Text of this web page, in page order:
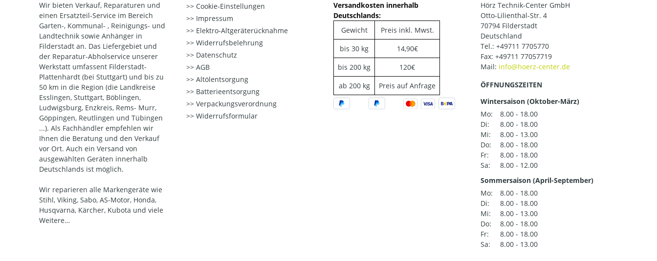
Wir bieten Verkauf, Reparaturen und
einen Ersatzteil-Service im Bereich
Garten-, Kommunal- , Reinigungs- und
Landtechnik sowie Anhänger in
Filderstadt an. Das Liefergebiet und
der Reparatur-Abholservice unserer
Werkstatt umfassent Filderstadt-
Plattenhardt (bei Stuttgart) und bis zu
50 km in die Region (die Landkreise
Esslingen, Stuttgart, Böblingen,
Ludwigsburg, Enzkreis, Rems- Murr,
Göppingen, Reutlingen und Tübingen
...). Als Fachhändler empfehlen wir
Ihnen die Beratung und den Verkauf
vor Ort. Auch ein Versand von
ausgewählten Geräten innerhalb
Deutschlands ist möglich.
Wir reparieren alle Markengeräte wie
Stihl, Viking, Sabo, AS-Motor, Honda,
Husqvarna, Kärcher, Kubota und viele
Weitere…
Cookie-Einstellungen
Impressum
Elektro-Altgeräterücknahme
Widerrufsbelehrung
Datenschutz
AGB
Altölentsorgung
Batterieentsorgung
Verpackungsverordnung
Widerrufsformular
Versandkosten innerhalb
Deutschlands:
Gewicht
Preis inkl. Mwst.
bis 30 kg
14,90€
bis 200 kg
120€
ab 200 kg
Preis auf Anfrage
Hörz Technik-Center GmbH
Otto-Lilienthal-Str. 4
70794 Filderstadt
Deutschland
Tel.: +49711 7705770
Fax: +49711 77057719
Mail:
ÖFFNUNGSZEITEN
Wintersaison (Oktober-März)
Mo:
8.00 - 18.00
Di:
8.00 - 18.00
Mi:
8.00 - 13.00
Do:
8.00 - 18.00
Fr:
8.00 - 18.00
Sa:
8.00 - 12.00
Sommersaison (April-September)
Mo:
8.00 - 18.00
Di:
8.00 - 18.00
Mi:
8.00 - 13.00
Do:
8.00 - 18.00
Fr:
8.00 - 18.00
Sa:
8.00 - 13.00